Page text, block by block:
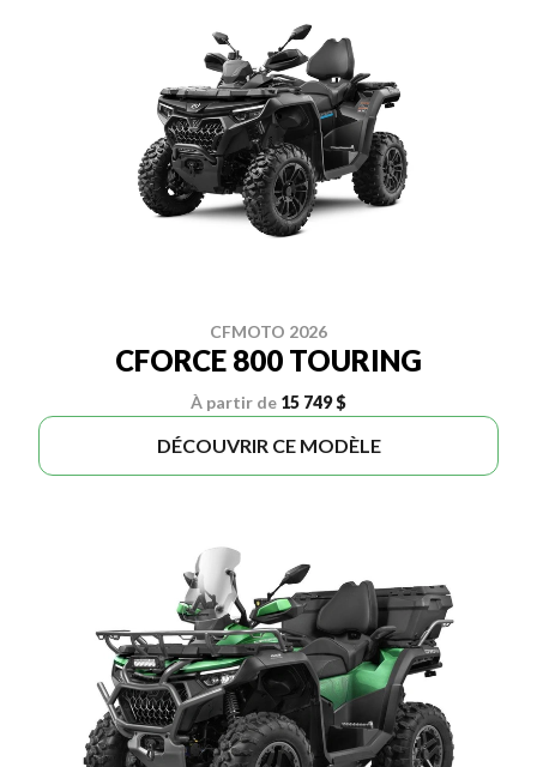
CFMOTO 2026
CFORCE 800 TOURING
À partir de 15 749 $
DÉCOUVRIR CE MODÈLE